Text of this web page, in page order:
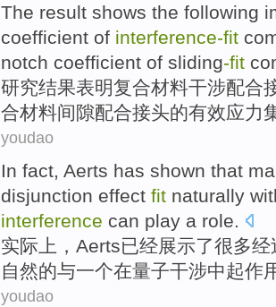
The result shows the following
coefficient of interference-fit
notch coefficient of sliding-fit
研究结果表明复合材料干涉配合
合材料间隙配合接头的有效应力
youdao
In fact, Aerts has shown that
disjunction effect fit naturally
interference can play a role.
实际上 ， Aerts已经展示了很多经
自然的与一个在量子干涉中起作
youdao